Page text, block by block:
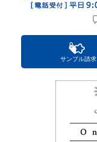
サンプル請求